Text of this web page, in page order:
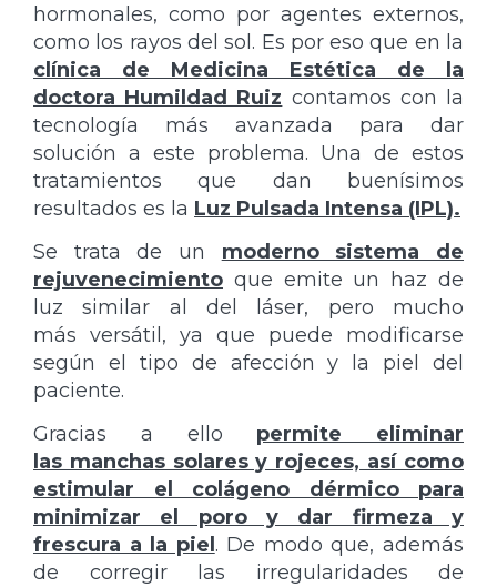
hormonales, como por agentes externos,
como los rayos del sol. Es por eso que en la
clínica de Medicina Estética de la
doctora Humildad Ruiz contamos con la
tecnología más avanzada para dar
solución a este problema. Una de estos
tratamientos que dan buenísimos
resultados es la Luz Pulsada Intensa (IPL).
Se trata de un moderno sistema de
rejuvenecimiento que emite un haz de
luz similar al del láser, pero mucho
más versátil, ya que puede modificarse
según el tipo de afección y la piel del
paciente.
Gracias a ello permite eliminar
las manchas solares y rojeces, así como
estimular el colágeno dérmico para
minimizar el poro y dar firmeza y
frescura a la piel . De modo que, además
de corregir las irregularidades de